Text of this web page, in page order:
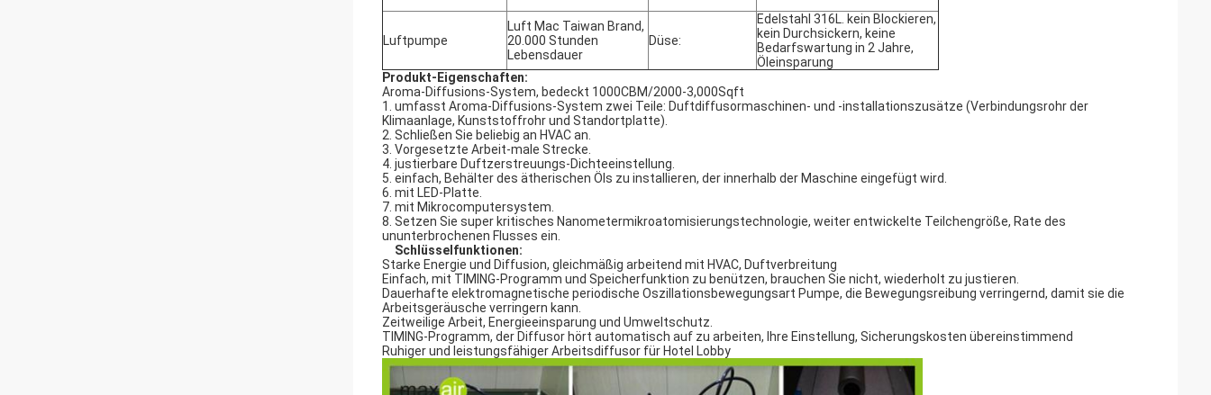
Luftpumpe
Luft Mac Taiwan Brand,
20.000 Stunden
Lebensdauer
Düse:
Edelstahl 316L. kein Blockieren,
kein Durchsickern, keine
Bedarfswartung in 2 Jahre,
Öleinsparung
Produkt-Eigenschaften:
Aroma-Diffusions-System, bedeckt 1000CBM/2000-3,000Sqft
1. umfasst Aroma-Diffusions-System zwei Teile: Duftdiffusormaschinen- und -installationszusätze (Verbindungsrohr der
Klimaanlage, Kunststoffrohr und Standortplatte).
2. Schließen Sie beliebig an HVAC an.
3. Vorgesetzte Arbeit-male Strecke.
4. justierbare Duftzerstreuungs-Dichteeinstellung.
5. einfach, Behälter des ätherischen Öls zu installieren, der innerhalb der Maschine eingefügt wird.
6. mit LED-Platte.
7. mit Mikrocomputersystem.
8. Setzen Sie super kritisches Nanometermikroatomisierungstechnologie, weiter entwickelte Teilchengröße, Rate des
ununterbrochenen Flusses ein.
Schlüsselfunktionen:
Starke Energie und Diffusion, gleichmäßig arbeitend mit HVAC, Duftverbreitung
Einfach, mit TIMING-Programm und Speicherfunktion zu benützen, brauchen Sie nicht, wiederholt zu justieren.
Dauerhafte elektromagnetische periodische Oszillationsbewegungsart Pumpe, die Bewegungsreibung verringernd, damit sie die
Arbeitsgeräusche verringern kann.
Zeitweilige Arbeit, Energieeinsparung und Umweltschutz.
TIMING-Programm, der Diffusor hört automatisch auf zu arbeiten, Ihre Einstellung, Sicherungskosten übereinstimmend
Ruhiger und leistungsfähiger Arbeitsdiffusor für Hotel Lobby